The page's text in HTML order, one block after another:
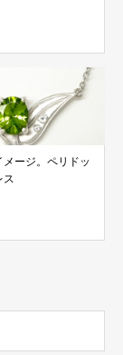
メージ。ペリドッ
ス